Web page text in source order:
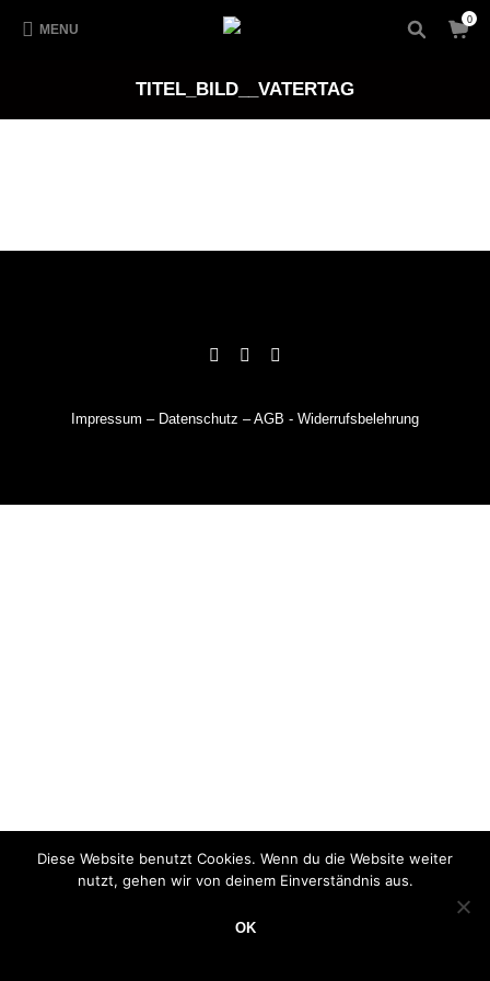
MENU
0
TITEL_BILD__VATERTAG
Impressum – Datenschutz –AGB - Widerrufsbelehrung
Diese Website benutzt Cookies. Wenn du die Website weiter
nutzt, gehen wir von deinem Einverständnis aus.
OK